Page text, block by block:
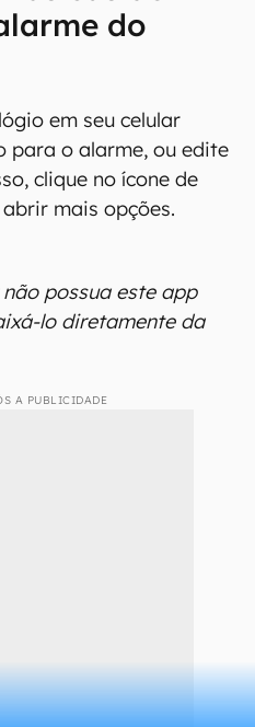
do
em seu celular
para o alarme, ou edite
clique no ícone de
mais opções.
possua este app
lo diretamente da
A PUBLICIDADE